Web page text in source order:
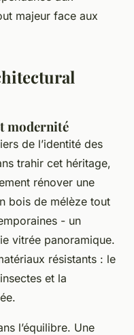
majeur face aux
modernité
de l’identité des
trahir cet héritage,
rénover une
bois de mélèze tout
- un
vitrée panoramique.
résistants : le
et la
l’équilibre. Une